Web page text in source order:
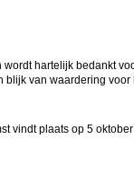
hartelijk bedankt
blijk van waardering voor
vindt plaats op 5